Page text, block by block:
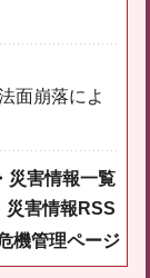
面崩落によ
災害情報一覧
災害情報RSS
機管理ページ